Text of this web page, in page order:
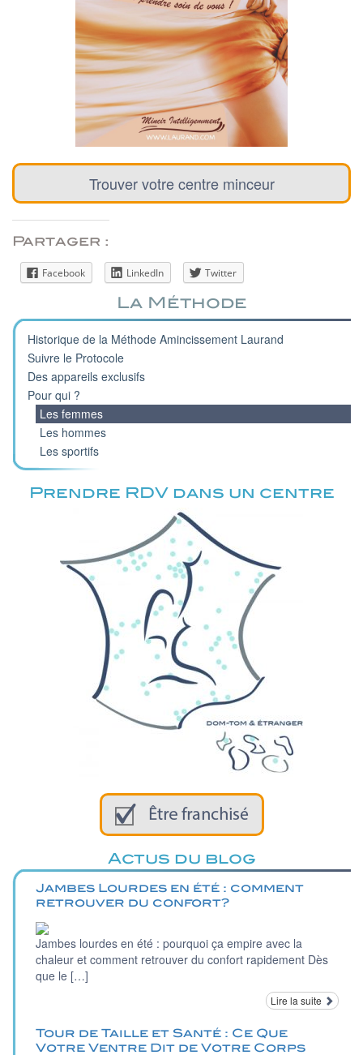
Trouver votre centre minceur
Partager :
Facebook LinkedIn Twitter
La Méthode
Historique de la Méthode Amincissement Laurand
Suivre le Protocole
Des appareils exclusifs
Pour qui ?
Les femmes
Les hommes
Les sportifs
Prendre RDV dans un centre
Actus du blog
Jambes Lourdes en été : comment
retrouver du confort?
Jambes lourdes en été : pourquoi ça empire avec la
chaleur et comment retrouver du confort rapidement Dès
que le […]
Lire la suite
Tour de Taille et Santé : Ce Que
Votre Ventre Dit de Votre Corps